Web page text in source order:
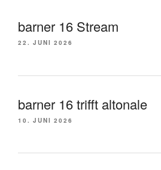
barner 16 Stream
22. JUNI 2026
barner 16 trifft altonale
10. JUNI 2026